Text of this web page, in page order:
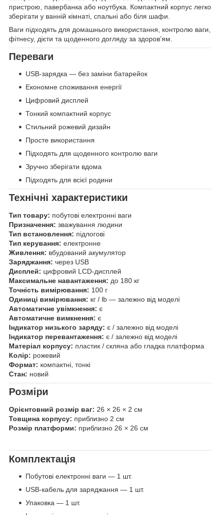
пристрою, павербанка або ноутбука. Компактний корпус легко
зберігати у ванній кімнаті, спальні або біля шафи.
Ваги підходять для домашнього використання, контролю ваги,
фітнесу, дієти та щоденного догляду за здоров’ям.
Переваги
USB-зарядка — без заміни батарейок
Економне споживання енергії
Цифровий дисплей
Тонкий компактний корпус
Стильний рожевий дизайн
Просте використання
Підходять для щоденного контролю ваги
Зручно зберігати вдома
Підходять для всієї родини
Технічні характеристики
Тип товару: побутові електронні ваги
Призначення: зважування людини
Тип встановлення: підлогові
Тип керування: електронне
Живлення: вбудований акумулятор
Заряджання: через USB
Дисплей: цифровий LCD-дисплей
Максимальне навантаження: до 180 кг
Точність вимірювання: 100 г
Одиниці вимірювання: кг / lb — залежно від моделі
Автоматичне увімкнення: є
Автоматичне вимкнення: є
Індикатор низького заряду: є / залежно від моделі
Індикатор перевантаження: є / залежно від моделі
Матеріал корпусу: пластик / скляна або гладка платформа
Колір: рожевий
Формат: компактні, тонкі
Стан: новий
Розміри
Орієнтовний розмір ваг: 26 × 26 × 2 см
Товщина корпусу: приблизно 2 см
Розмір платформи: приблизно 26 × 26 см
Комплектація
Побутові електронні ваги — 1 шт.
USB-кабель для заряджання — 1 шт.
Упаковка — 1 шт.